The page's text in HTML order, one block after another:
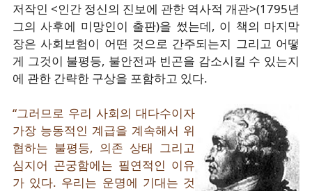
저작인 <인간 정신의 진보에 관한 역사적 개관>(1795년
그의 사후에 미망인이 출판)을 썼는데, 이 책의 마지막
장은 사회보험이 어떤 것으로 간주되는지 그리고 어떻
게 그것이 불평등, 불안전과 빈곤을 감소시킬 수 있는지
에 관한 간략한 구상을 포함하고 있다.
“그러므로 우리 사회의 대다수이자
가장 능동적인 계급을 계속해서 위
협하는 불평등, 의존 상태 그리고
심지어 곤궁함에는 필연적인 이유
가 있다. 우리는 운명에 기대는 것